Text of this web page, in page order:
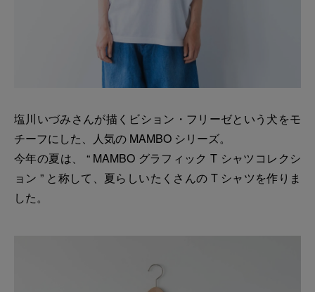
塩川いづみさんが描くビション・フリーゼという犬をモ
チーフにした、人気の MAMBO シリーズ。
今年の夏は、 “ MAMBO グラフィック T シャツコレクシ
ョン ” と称して、夏らしいたくさんの T シャツを作りま
した。